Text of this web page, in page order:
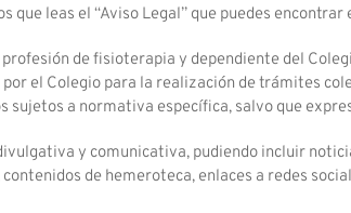
que leas el “Aviso Legal” que puedes
de fisioterapia y dependiente del
el Colegio para la realización de trámites
a normativa específica, salvo que
y comunicativa, pudiendo incluir
de hemeroteca, enlaces a redes